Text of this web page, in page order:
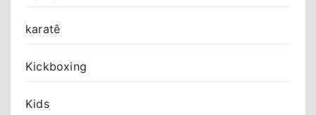
karatê
Kickboxing
Kids